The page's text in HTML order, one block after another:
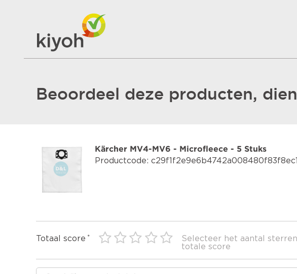
Beoordeel deze producten,
Kärcher MV4-MV6 - Microfleece - 5 Stuks
Productcode:
Totaal score
Selecteer het aantal
totale score